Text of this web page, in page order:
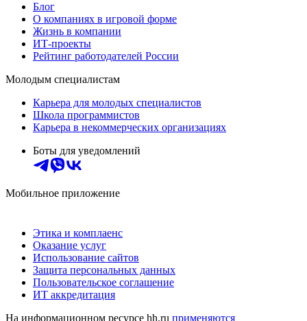
Блог
О компаниях в игровой форме
Жизнь в компании
ИТ-проекты
Рейтинг работодателей России
Молодым специалистам
Карьера для молодых специалистов
Школа программистов
Карьера в некоммерческих организациях
Боты для уведомлений
Мобильное приложение
Этика и комплаенс
Оказание услуг
Использование сайтов
Защита персональных данных
Пользовательское соглашение
ИТ аккредитация
На информационном ресурсе hh.ru применяются